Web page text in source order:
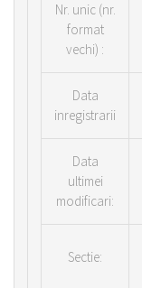
Nr. unic (nr.
format
vechi) :
Data
inregistrarii
Data
ultimei
modificari:
Sectie: